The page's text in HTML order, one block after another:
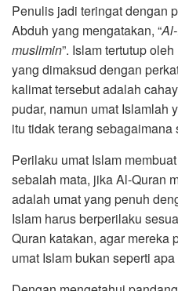
Penulis jadi teringat dengan
Abduh yang mengatakan, “
muslimin”. Islam tertutup
yang dimaksud dengan
kalimat tersebut adalah
pudar, namun umat Islamlah
itu tidak terang sebagaimana
Perilaku umat Islam
sebalah mata, jika Al-Quran
adalah umat yang penuh
Islam harus berperilaku
Quran katakan, agar mereka
umat Islam bukan seperti